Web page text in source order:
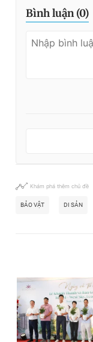
Bình luận (0)
Khám phá thêm chủ đề
BẢO VẬT DI SẢN